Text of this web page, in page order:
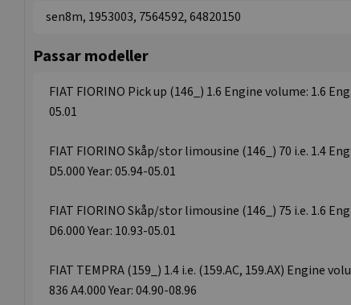
sen8m, 1953003, 7564592, 64820150
Passar modeller
FIAT FIORINO Pick up (146_) 1.6 Engine volume: 1.6
05.01
FIAT FIORINO Skåp/stor limousine (146_) 70 i.e. 1.4
D5.000 Year: 05.94-05.01
FIAT FIORINO Skåp/stor limousine (146_) 75 i.e. 1.6
D6.000 Year: 10.93-05.01
FIAT TEMPRA (159_) 1.4 i.e. (159.AC, 159.AX) Engine
836 A4.000 Year: 04.90-08.96